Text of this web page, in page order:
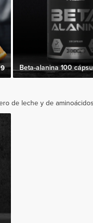
Beta-alanina 100
de leche y de